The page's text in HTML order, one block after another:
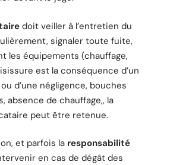
doit veiller à l’entretien du
signaler toute fuite,
les équipements (chauffage,
est la conséquence d’un
d’une négligence, bouches
absence de chauffage,, la
peut être retenue.
et parfois la responsabilité
en cas de dégât des